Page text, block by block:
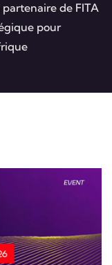
de FITA
pour